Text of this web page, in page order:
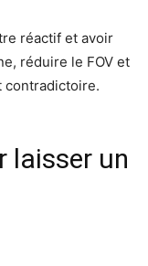
réactif et avoir
réduire le FOV et
contradictoire.
laisser un